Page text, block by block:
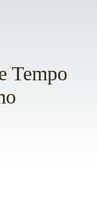
Tempo